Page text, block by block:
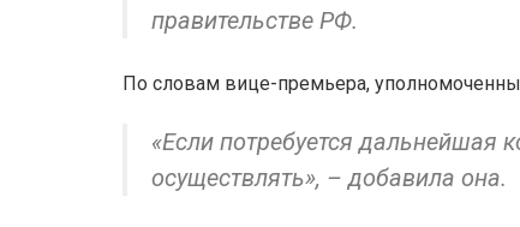
правительстве РФ.
По словам вице-премьера,
«Если потребуется дальнейшая
осуществлять», – добавила она.